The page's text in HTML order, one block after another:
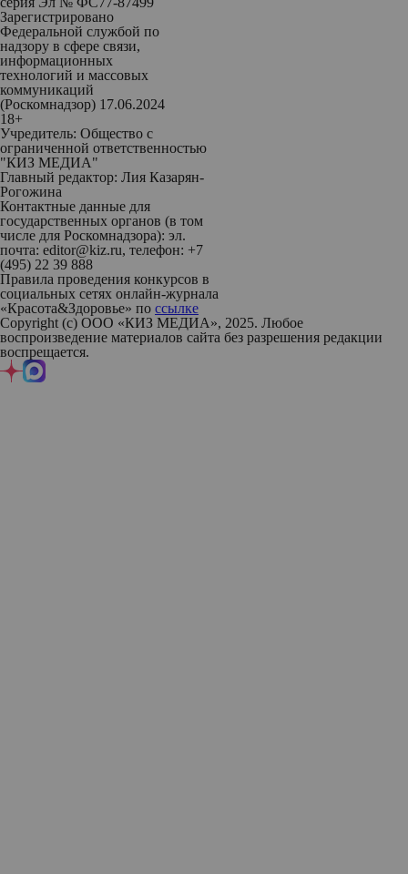
Зарегистрировано
Федеральной службой по
надзору в сфере связи,
информационных
технологий и массовых
коммуникаций
(Роскомнадзор) 17.06.2024
18+
Учредитель: Общество с
ограниченной ответственностью
"КИЗ МЕДИА"
Главный редактор: Лия Казарян-
Рогожина
Контактные данные для
государственных органов (в том
числе для Роскомнадзора): эл.
почта: editor@kiz.ru, телефон: +7
(495) 22 39 888
Правила проведения конкурсов в
социальных сетях онлайн-журнала
«Красота&Здоровье» по ссылке
Copyright (с) ООО «КИЗ МЕДИА», 2025. Любое
воспроизведение материалов сайта без разрешения редакции
воспрещается.